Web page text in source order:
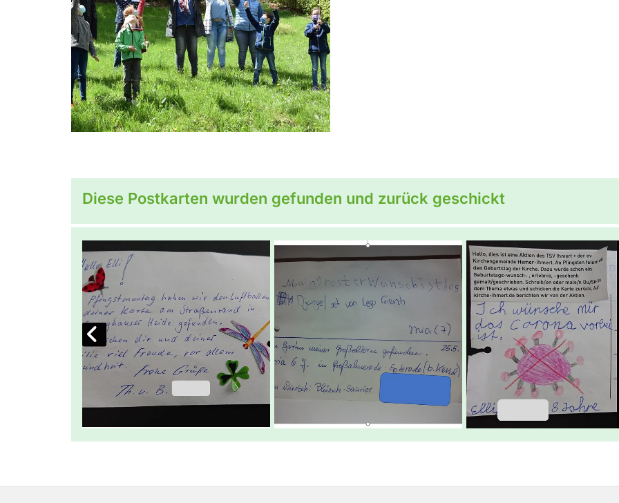
Diese Postkarten wurden gefunden und zurück geschickt